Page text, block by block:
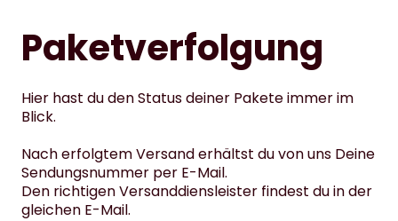
Paketverfolgung
Hier hast du den Status deiner Pakete immer im
Blick.
Nach erfolgtem Versand erhältst du von uns Deine
Sendungsnummer per E-Mail.
Den richtigen Versanddiensleister findest du in der
gleichen E-Mail.